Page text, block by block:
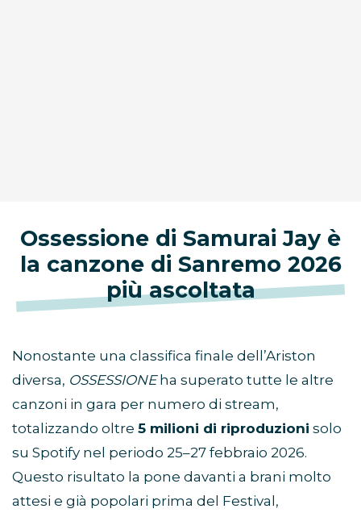
Ossessione di Samurai Jay è
la canzone di Sanremo 2026
più ascoltata
Nonostante una classifica finale dell’Ariston
diversa, OSSESSIONEha superato tutte le altre
canzoni in gara per numero di stream,
totalizzando oltre 5 milioni di riproduzioni solo
su Spotify nel periodo 25–27 febbraio 2026.
Questo risultato la pone davanti a brani molto
attesi e già popolari prima del Festival,